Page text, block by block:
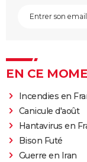
EN CE
Incendies en
Canicule d'août
Hantavirus en
Bison Futé
Guerre en Iran